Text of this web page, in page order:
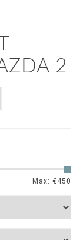
2
Max: €450